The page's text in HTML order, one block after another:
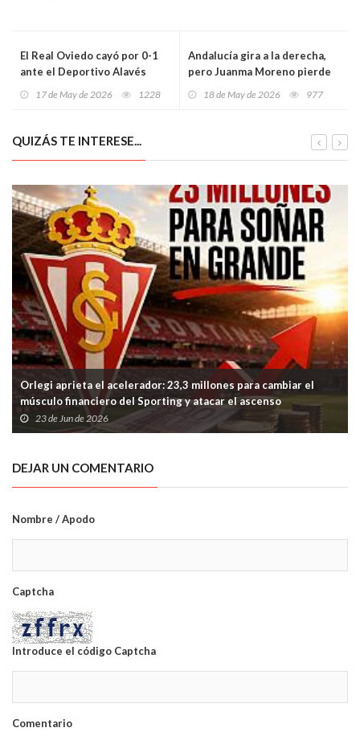
El Real Oviedo cayó por 0-1
ante el Deportivo Alavés
17 de May de 2026 1228
Andalucía gira a la derecha,
pero Juanma Moreno pierde
18 de May de 2026 977
QUIZÁS TE INTERESE...
Orlegi aprieta el acelerador: 23,3 millones para cambiar el
músculo financiero del Sporting y atacar el ascenso
23 de Jun de 2026
DEJAR UN COMENTARIO
Nombre / Apodo
Captcha
Introduce el código Captcha
Comentario